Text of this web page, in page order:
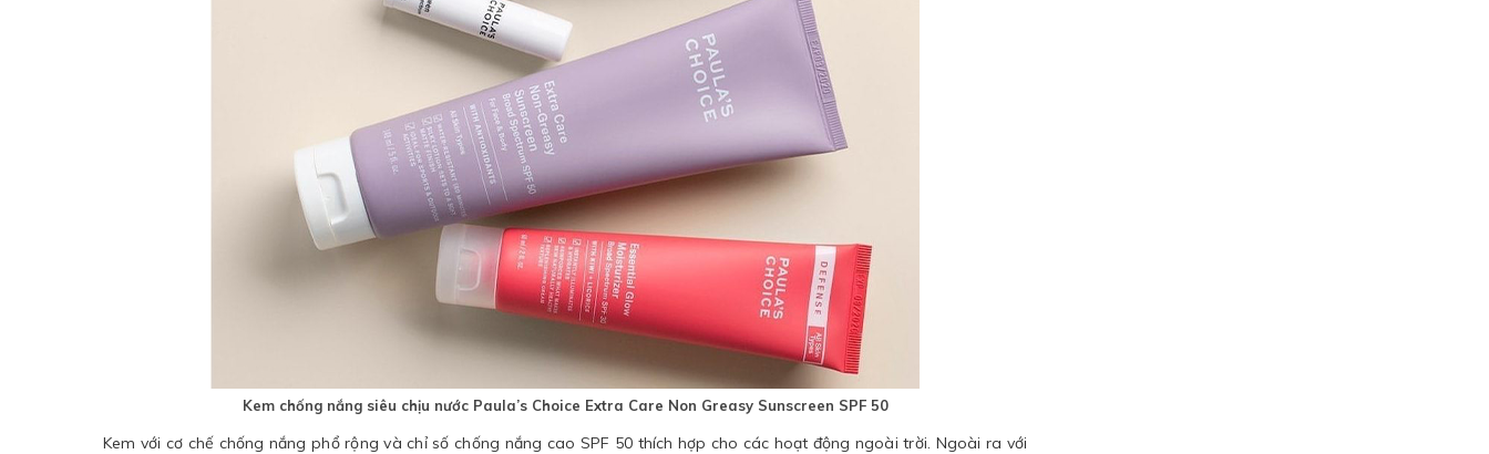
Kem chống nắng siêu chịu nước Paula’s Choice Extra Care Non Greasy Sunscreen SPF 50
Kem với cơ chế chống nắng phổ rộng và chỉ số chống nắng cao SPF 50 thích hợp cho các hoạt động ngoài trời. Ngoài ra với